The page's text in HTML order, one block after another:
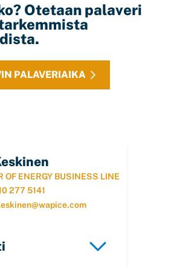
Otetaan palaveri
PALAVERIAIKA
OF ENERGY BUSINESS LINE
277 5141